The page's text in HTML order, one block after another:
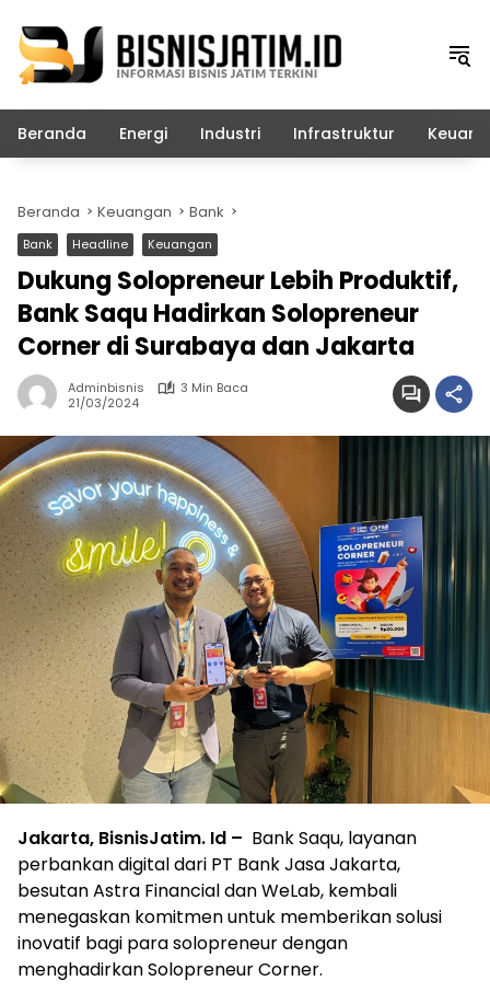
konten
Beranda Energi Industri Infrastruktur
Beranda Keuangan Bank
Bank Headline Keuangan
Dukung Solopreneur Lebih Produktif,
Bank Saqu Hadirkan Solopreneur
Corner di Surabaya dan Jakarta
Adminbisnis
3 Min Baca
21/03/2024
Jakarta, BisnisJatim. Id – Bank Saqu, layanan
perbankan digital dari PT Bank Jasa Jakarta,
besutan Astra Financial dan WeLab, kembali
menegaskan komitmen untuk memberikan solusi
inovatif bagi para solopreneur dengan
menghadirkan Solopreneur Corner.